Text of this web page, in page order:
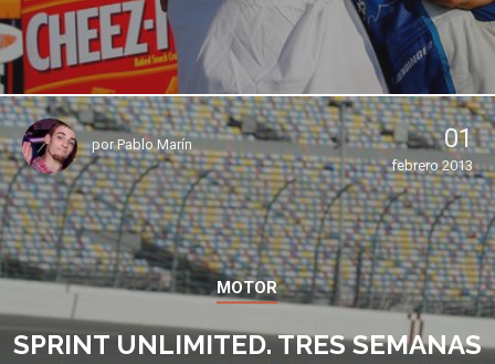
porPablo Marín 01
febrero 2013
MOTOR
SPRINT UNLIMITED. TRES SEMANAS